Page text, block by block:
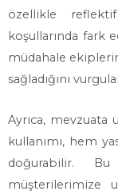
özellikle
koşullarında fark
müdahale
sağladığını
Ayrıca, mevzuata
kullanımı, hem
doğurabilir.
müşterilerimize